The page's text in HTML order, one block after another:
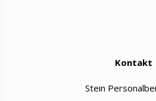
Kontakt
Stein